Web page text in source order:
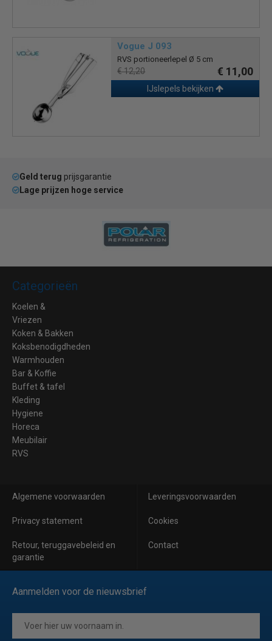
Vogue J 093
RVS portioneerlepel Ø 5 cm
€ 12,20 € 11,00
IJslepels bekijken
Geld terug prijsgarantie
Lage prijzen hoge service
Categorieën
Koelen &
Vriezen
Koken & Bakken
Koksbenodigdheden
Warmhouden
Bar & Koffie
Buffet & tafel
Kleding
Hygiene
Horeca
Meubilair
RVS
Algemene voorwaarden Leveringsvoorwaarden
Privacy statement Cookies
Retour, teruggavebeleid en
garantie
Contact
Aanmelden voor de nieuwsbrief